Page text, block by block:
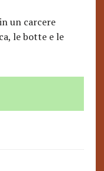
un carcere
le botte e le